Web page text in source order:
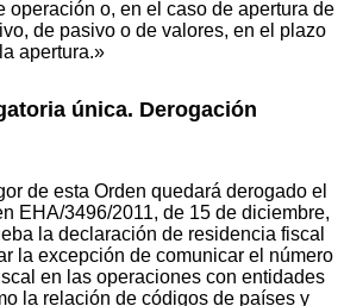
operación o, en el caso de apertura de
de pasivo o de valores, en el plazo
apertura.»
única. Derogación
de esta Orden quedará derogado el
EHA/3496/2011, de 15 de diciembre,
la declaración de residencia fiscal
la excepción de comunicar el número
en las operaciones con entidades
la relación de códigos de países y